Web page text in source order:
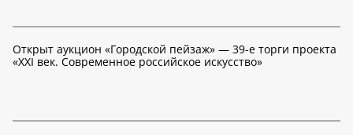
Открыт аукцион «Городской пейзаж» — 39-е торги проекта
«XXI век. Современное российское искусство»